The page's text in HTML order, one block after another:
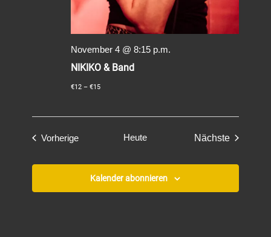
NIKIKO & Band
November 4 @ 8:15 p.m.
€12 – €15
VorherigeVeranstaltungen
Heute
Nächste
Kalender abonnieren